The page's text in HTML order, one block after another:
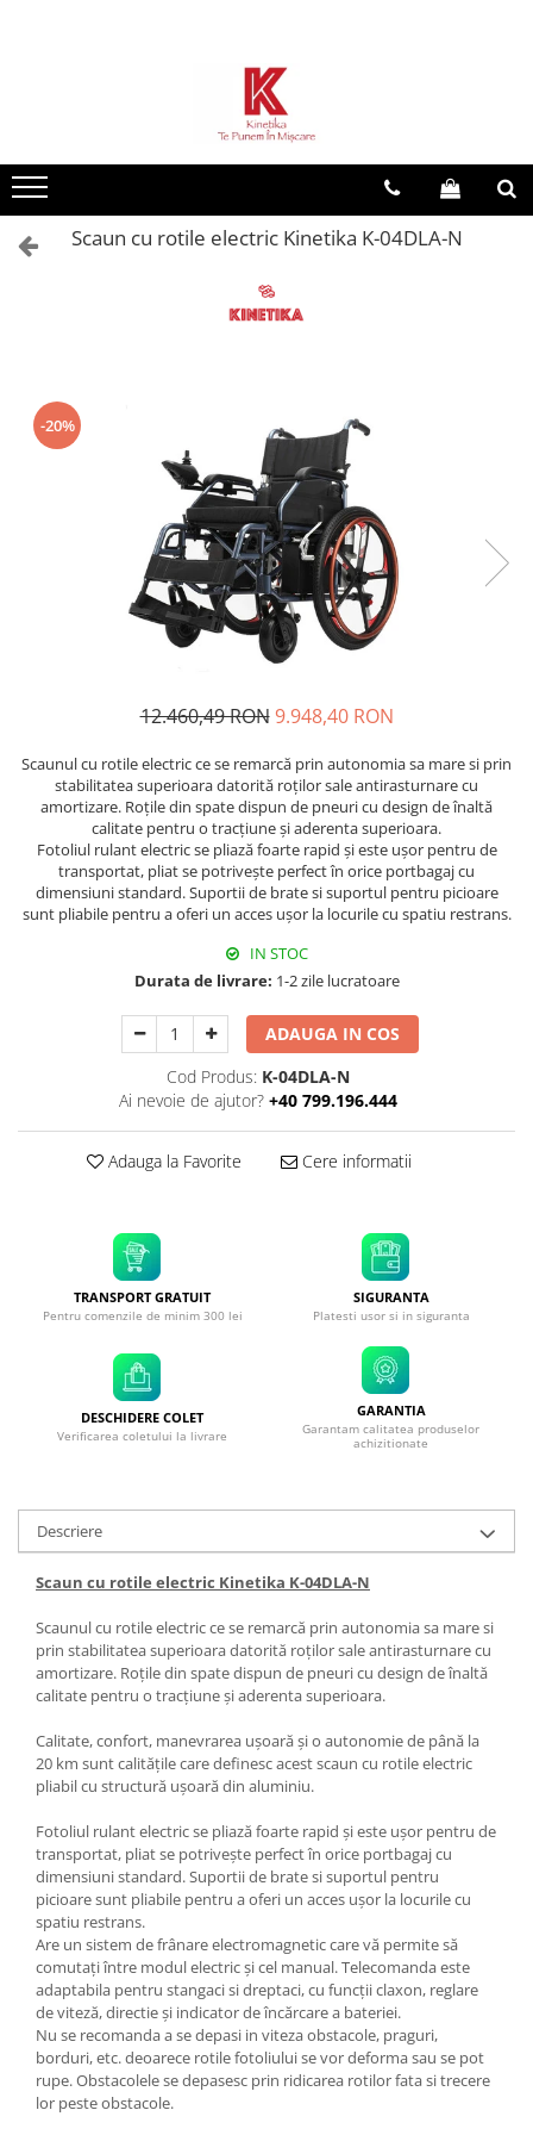
Dispozitive de mers
Scaune cu rotile
Orteze
Remedii naturiste
Investigare si diagnostic
Dispozitive mers
Scaun cu rotile electric Kinetika K-04DLA-N
-20%
12.460,49 RON 9.948,40 RON
Scaunul cu rotile electric ce se remarcă prin autonomia sa mare si prin
stabilitatea superioara datorită roților sale antirasturnare cu
amortizare. Roțile din spate dispun de pneuri cu design de înaltă
calitate pentru o tracțiune și aderenta superioara.
Fotoliul rulant electric se pliază foarte rapid și este ușor pentru de
transportat, pliat se potrivește perfect în orice portbagaj cu
dimensiuni standard. Suportii de brate si suportul pentru picioare
sunt pliabile pentru a oferi un acces ușor la locurile cu spatiu restrans.
IN STOC
Durata de livrare: 1-2 zile lucratoare
ADAUGA IN COS
Cod Produs: K-04DLA-N
Ai nevoie de ajutor? +40 799.196.444
Adauga la Favorite Cere informatii
TRANSPORT GRATUIT
Pentru comenzile de minim 300 lei
SIGURANTA
Platesti usor si in siguranta
DESCHIDERE COLET
Verificarea coletului la livrare
GARANTIA
Garantam calitatea produselor
achizitionate
Descriere
Scaun cu rotile electric Kinetika K-04DLA-N
Scaunul cu rotile electric ce se remarcă prin autonomia sa mare si
prin stabilitatea superioara datorită roților sale antirasturnare cu
amortizare. Roțile din spate dispun de pneuri cu design de înaltă
calitate pentru o tracțiune și aderenta superioara.
Calitate, confort, manevrarea ușoară și o autonomie de până la
20 km sunt calitățile care definesc acest scaun cu rotile electric
pliabil cu structură ușoară din aluminiu.
Fotoliul rulant electric se pliază foarte rapid și este ușor pentru de
transportat, pliat se potrivește perfect în orice portbagaj cu
dimensiuni standard. Suportii de brate si suportul pentru
picioare sunt pliabile pentru a oferi un acces ușor la locurile cu
spatiu restrans.
Are un sistem de frânare electromagnetic care vă permite să
comutați între modul electric și cel manual. Telecomanda este
adaptabila pentru stangaci si dreptaci, cu funcții claxon, reglare
de viteză, directie și indicator de încărcare a bateriei.
Nu se recomanda a se depasi in viteza obstacole, praguri,
borduri, etc. deoarece rotile fotoliului se vor deforma sau se pot
rupe. Obstacolele se depasesc prin ridicarea rotilor fata si trecere
lor peste obstacole.